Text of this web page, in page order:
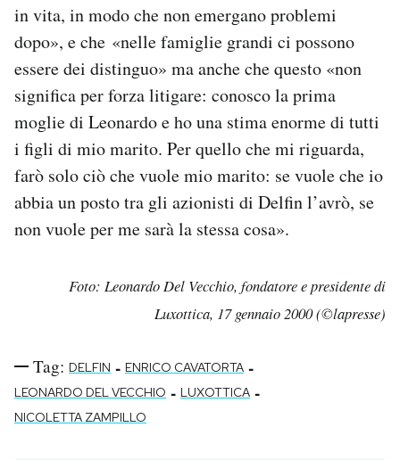
in vita, in modo che non emergano problemi
dopo», e che «nelle famiglie grandi ci possono
essere dei distinguo» ma anche che questo «non
significa per forza litigare: conosco la prima
moglie di Leonardo e ho una stima enorme di tutti
i figli di mio marito. Per quello che mi riguarda,
farò solo ciò che vuole mio marito: se vuole che io
abbia un posto tra gli azionisti di Delfin l’avrò, se
non vuole per me sarà la stessa cosa».
Foto: Leonardo Del Vecchio, fondatore e presidente di
Luxottica, 17 gennaio 2000 (©lapresse)
Tag: DELFIN - ENRICO CAVATORTA -
LEONARDO DEL VECCHIO - LUXOTTICA -
NICOLETTA ZAMPILLO